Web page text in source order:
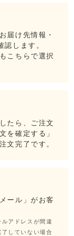
届け先情報・
します。
こちらで選択
たら、ご注文
を確定する」
文完了です。
ール」がお客
ルアドレスが間違
していない場合